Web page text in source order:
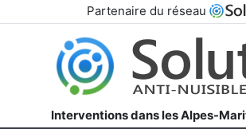
Partenaire du réseau
Interventions dans les Alpes-